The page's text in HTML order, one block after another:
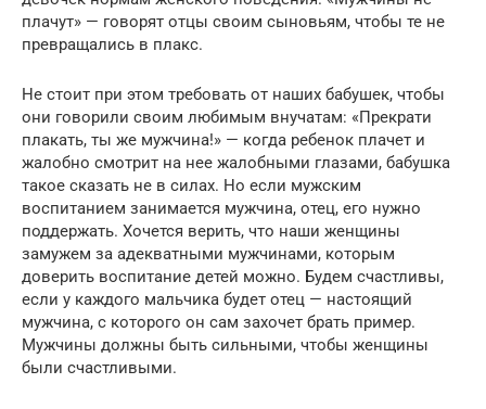
плачут» — говорят отцы своим сыновьям, чтобы те не
превращались в плакс.
Не стоит при этом требовать от наших бабушек, чтобы
они говорили своим любимым внучатам: «Прекрати
плакать, ты же мужчина!» — когда ребенок плачет и
жалобно смотрит на нее жалобными глазами, бабушка
такое сказать не в силах. Но если мужским
воспитанием занимается мужчина, отец, его нужно
поддержать. Хочется верить, что наши женщины
замужем за адекватными мужчинами, которым
доверить воспитание детей можно. Будем счастливы,
если у каждого мальчика будет отец — настоящий
мужчина, с которого он сам захочет брать пример.
Мужчины должны быть сильными, чтобы женщины
были счастливыми.